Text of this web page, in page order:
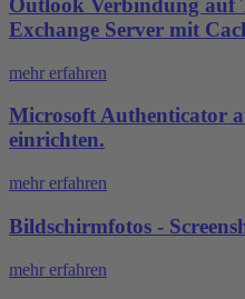
Outlook Verbindung auf
Exchange Server mit
mehr erfahren
Microsoft Authenticator
einrichten.
mehr erfahren
Bildschirmfotos -
mehr erfahren